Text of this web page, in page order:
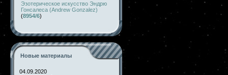
Эзотерическое искусство Эндрю
Гонсалеса (Andrew Gonzalez)
(8954/6)
Новые материалы
04.09.2020